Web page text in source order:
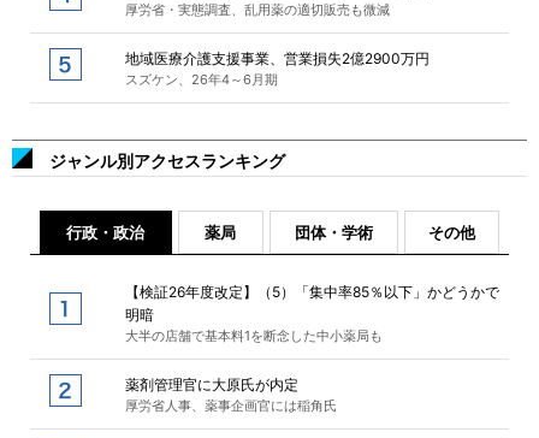
厚労省・実態調査、乱用薬の適切販売も微減
地域医療介護支援事業、営業損失2億2900万円
スズケン、26年4～6月期
ジャンル別アクセスランキング
行政・政治 薬局 団体・学術 その他
【検証26年度改定】（5）「集中率85％以下」かどうかで
明暗
大半の店舗で基本料1を断念した中小薬局も
薬剤管理官に大原氏が内定
厚労省人事、薬事企画官には稲角氏